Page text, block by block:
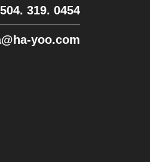
319. 0454
yoo.com